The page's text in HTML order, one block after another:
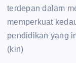
terdepan dalam
memperkuat
pendidikan yang
(kin)